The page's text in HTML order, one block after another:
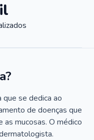
que se dedica ao
de doenças que
as mucosas. O médico